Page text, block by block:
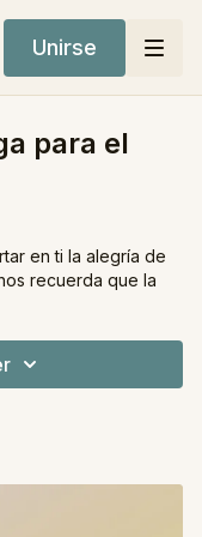
Unirse
para el
en ti la alegría de
recuerda que la
donde aprender a
que invitan al